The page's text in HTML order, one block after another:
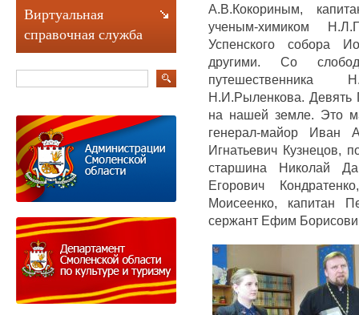
А.В.Кокориным,
ученым-химиком
Успенского собора
другими. Со
путешественника
Н.И.Рыленкова. Девять
на нашей земле. Это
генерал-майор Иван
Игнатьевич Кузнецов,
старшина Николай
Егорович
Моисеенко, капитан
сержант Ефим
Виртуальная
справочная служба